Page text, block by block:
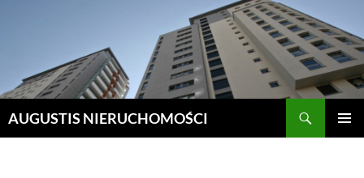
AUGUSTIS NIERUCHOMOŚCI